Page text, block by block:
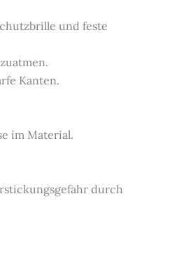
und feste
Kanten.
im Material.
durch